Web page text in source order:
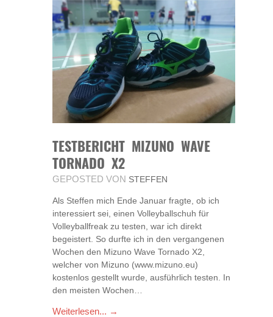
TESTBERICHT MIZUNO WAVE
TORNADO X2
GEPOSTED VON STEFFEN
Als Steffen mich Ende Januar fragte, ob ich
interessiert sei, einen Volleyballschuh für
Volleyballfreak zu testen, war ich direkt
begeistert. So durfte ich in den vergangenen
Wochen den Mizuno Wave Tornado X2,
welcher von Mizuno (www.mizuno.eu)
kostenlos gestellt wurde, ausführlich testen. In
den meisten Wochen…
Weiterlesen... →